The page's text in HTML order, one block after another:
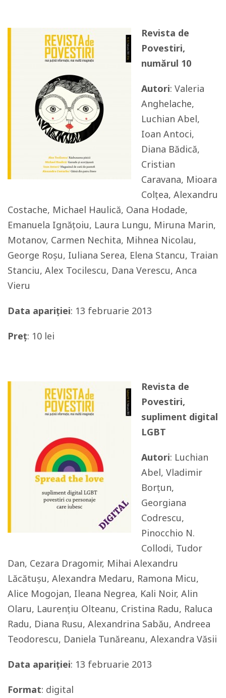
Revista de
Povestiri,
numărul 10
Autori: Valeria
Anghelache,
Luchian Abel,
Ioan Antoci,
Diana Bădică,
Cristian
Caravana, Mioara
Colțea, Alexandru
Costache, Michael Haulică, Oana Hodade,
Emanuela Ignățoiu, Laura Lungu, Miruna Marin,
Motanov, Carmen Nechita, Mihnea Nicolau,
George Roșu, Iuliana Serea, Elena Stancu, Traian
Stanciu, Alex Tocilescu, Dana Verescu, Anca
Vieru
Data apariției: 13 februarie 2013
Preț: 10 lei
Revista de
Povestiri,
supliment digital
LGBT
Autori: Luchian
Abel, Vladimir
Borțun,
Georgiana
Codrescu,
Pinocchio N.
Collodi, Tudor
Dan, Cezara Dragomir, Mihai Alexandru
Lăcătușu, Alexandra Medaru, Ramona Micu,
Alice Mogojan, Ileana Negrea, Kali Noir, Alin
Olaru, Laurențiu Olteanu, Cristina Radu, Raluca
Radu, Diana Rusu, Alexandrina Sabău, Andreea
Teodorescu, Daniela Tunăreanu, Alexandra Văsii
Data apariției: 13 februarie 2013
Format: digital